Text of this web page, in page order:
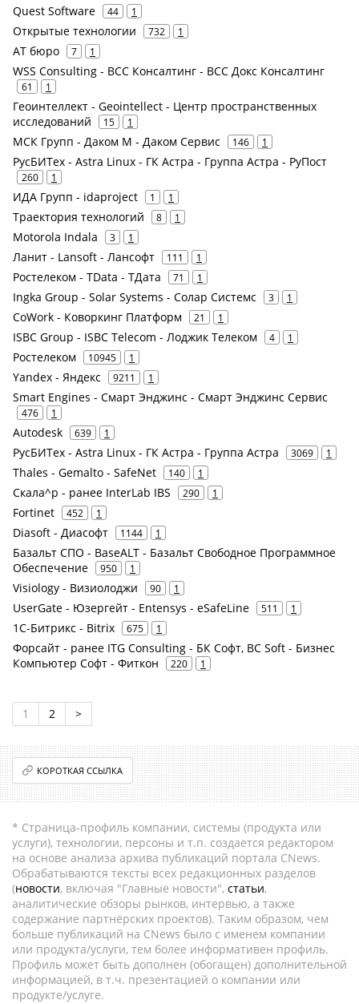
Quest Software 44 1
Открытые технологии 732 1
АТ бюро 7 1
WSS Consulting - ВСС Консалтинг - ВСС Докс Консалтинг
61 1
Геоинтеллект - Geointellect - Центр пространственных
исследований
15 1
МСК Групп - Даком М - Даком Сервис 146 1
РусБИТех - Astra Linux - ГК Астра - Группа Астра - РуПост
260 1
ИДА Групп - idaproject 1 1
Траектория технологий 8 1
Motorola Indala 3 1
Ланит - Lansoft - Лансофт 111 1
Ростелеком - TData - ТДата 71 1
Ingka Group - Solar Systems - Солар Системс 3 1
CoWork - Коворкинг Платформ 21 1
ISBC Group - ISBC Telecom - Лоджик Телеком 4 1
Ростелеком 10945 1
Yandex - Яндекс 9211 1
Smart Engines - Смарт Энджинс - Смарт Энджинс Сервис
476 1
Autodesk 639 1
РусБИТех - Astra Linux - ГК Астра - Группа Астра 3069 1
Thales - Gemalto - SafeNet 140 1
Скала^р - ранее InterLab IBS 290 1
Fortinet 452 1
Diasoft - Диасофт 1144 1
Базальт СПО - BaseALT - Базальт Свободное Программное
Обеспечение
950 1
Visiology - Визиолоджи 90 1
UserGate - Юзергейт - Entensys - eSafeLine 511 1
1С-Битрикс - Bitrix 675 1
Форсайт - ранее ITG Consulting - БК Софт, BC Soft - Бизнес
Компьютер Софт - Фиткон
220 1
1 2 >
КОРОТКАЯ ССЫЛКА
* Страница-профиль компании, системы (продукта или
услуги), технологии, персоны и т.п. создается редактором
на основе анализа архива публикаций портала CNews.
Обрабатываются тексты всех редакционных разделов
(новости, включая "Главные новости", статьи,
аналитические обзоры рынков, интервью, а также
содержание партнёрских проектов). Таким образом, чем
больше публикаций на CNews было с именем компании
или продукта/услуги, тем более информативен профиль.
Профиль может быть дополнен (обогащен) дополнительной
информацией, в т.ч. презентацией о компании или
продукте/услуге.